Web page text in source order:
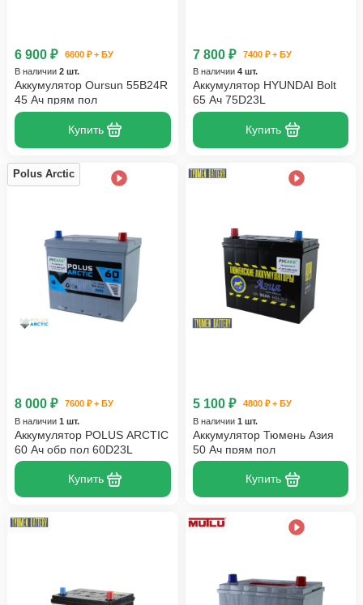
6 900 ₽
6600 ₽ + БУ
В наличии 2 шт.
Аккумулятор Oursun 55B24R
45 Ач прям пол
Купить
7 800 ₽
7400 ₽ + БУ
В наличии 4 шт.
Аккумулятор HYUNDAI Bolt
65 Ач 75D23L
Купить
Polus Arctic
8 000 ₽
7600 ₽ + БУ
В наличии 1 шт.
Аккумулятор POLUS ARCTIC
60 Ач обр пол 60D23L
Купить
5 100 ₽
4800 ₽ + БУ
В наличии 1 шт.
Аккумулятор Тюмень Азия
50 Ач прям пол
Купить